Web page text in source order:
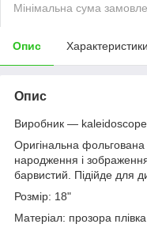
Мінімальна сума
Опис Характеристики
Опис
Виробник —
Оригінальна
народження і
барвистий. Підійде для
Розмір: 18"
Матеріал: прозора плівка